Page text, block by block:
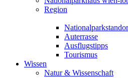
Region
Auterrasse
Ausflugstipps
Tourismus
Wissen
Natur & Wissenschaft